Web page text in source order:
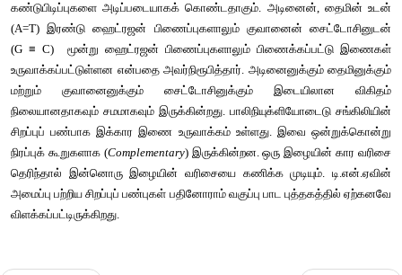
நியுக்ளியோடைடுவின் பாஸ்பேட்டுடன் எஸ்டர்பிணைப்பை
அடுத்தடுத்து உள்ள நியுக்ளியோடைடுகளின் சர்க்கரைப்
உதவும் வேதி பிணைப்பிற்கு பாஸ் போ-டை-எஸ்டர் பிணைப்பு (5' →
இது 5'
→ 3' இழையின் துருவத்துவத்தை குறிப்பிடுகின்றது.
டி.என்.ஏ மற்றும் ஆர்.என்.ஏக்களின் தெளிவான இரண்டு
எனும் குறிகளால் குறிக்கப்படுகின்றன. 5' என்பது, பாஸ்பேட்டின்
இணைந்துள்ள சர்க்கரையின் கார்பன் இடத்தையும் 3' என்பது,
OH) குழு இணைந்துள்ள சர்க்கரையின் கார்பன் இடத்தையும்
இரண்டாவது இடத்தில் கூடுதலாக ஒரு OH குழு